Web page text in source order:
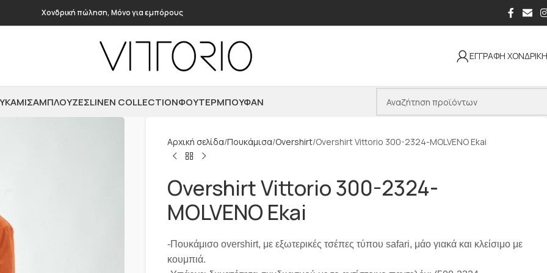
Χονδρική πώληση, Μόνο για εμπόρους
ΕΓΓΡΑΦΗ
ΜΠΛΟΎΖΕΣLINEN COLLECTIONΦΟΎΤΕΡΜΠΟΥΦΆΝ
Αρχική σελίδα Πουκάμισα Overshirt Overshirt Vittorio 300-2324-MOLVENO Ekai
Overshirt Vittorio 300-2324-
MOLVENO Ekai
-Πουκάμισο overshirt, με εξωτερικές τσέπες τύπου safari, μάο γιακά και κλείσιμο με
κουμπιά.